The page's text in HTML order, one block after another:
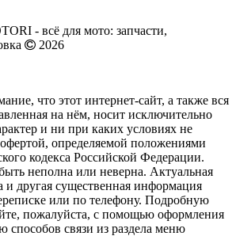
- всё для мото: запчасти,
2026
что этот интернет-сайт, а также вся
на нём, носит исключительно
и ни при каких условиях не
определяемой положениями
кодекса Российской Федерации.
неполна или неверна. Актуальная
и другая существенная информация
или по телефону. Подробную
пожалуйста, с помощью оформления
способов связи из раздела меню